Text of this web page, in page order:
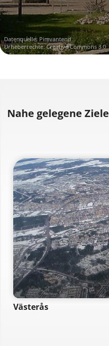
Datenquelle: Pimvantend
Urheberrechte: Creative Commons 3.0
Nahe gelegene Ziele
Västerås